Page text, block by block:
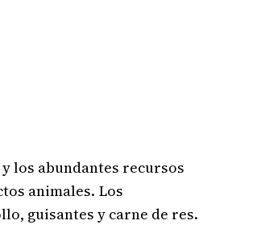
los abundantes recursos
animales. Los
guisantes y carne de res.